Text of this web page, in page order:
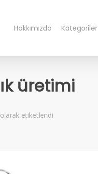
Hakkımızda Kategoriler
üretimi
etiketlendi